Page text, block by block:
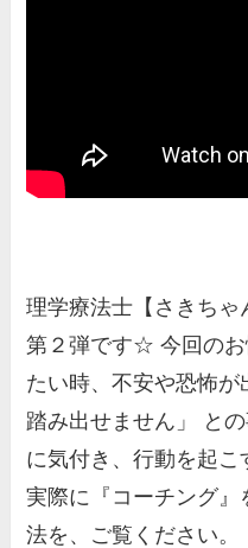
理学療法士【さきちゃ
第２弾です☆ 今回の
たい時、不安や恐怖
踏み出せません」 と
に気付き、行動を起こ
実際に『コーチング
法を、ご覧ください。